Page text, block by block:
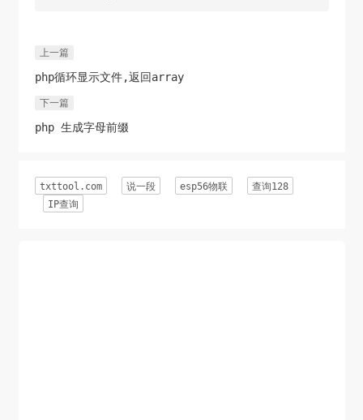
上一篇
php循环显示文件,返回array
下一篇
php 生成字母前缀
txttool.com 说一段 esp56物联
查询128
IP查询